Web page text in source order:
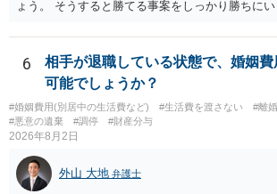
ょう。 そうすると勝てる事案をしっかり勝ちに
6
相手が退職している状態で、婚姻
可能でしょうか？
#婚姻費用(別居中の生活費など) #生活費を渡さない
#離
#悪意の遺棄
#調停 #財産分与
2026年8月2日
外山 大地 弁護士